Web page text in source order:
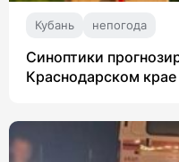
Кубань непогода
Синоптики
Краснодарском крае